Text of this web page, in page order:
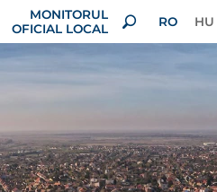
MONITORUL
OFICIAL LOCAL
RO HU